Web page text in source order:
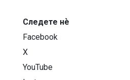
Следете нѐ
Facebook
X
YouTube